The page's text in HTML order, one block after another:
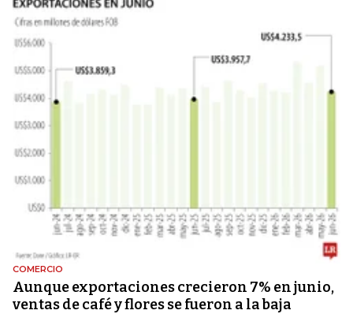
COMERCIO
Aunque exportaciones crecieron 7% en junio,
ventas de café y flores se fueron a la baja